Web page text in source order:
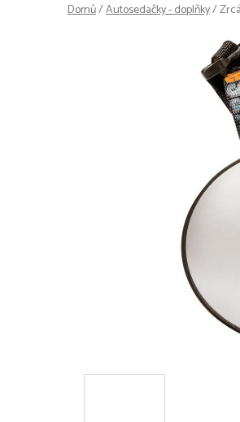
Domů/Autosedačky - doplňky/